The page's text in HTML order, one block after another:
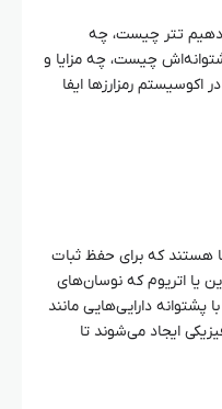
تتر چیست، چه
چیست، چه مزایا و
اکوسیستم رمزارزها ایفا
هستند که برای حفظ ثبات
یا اتریوم که نوسان‌های
پشتوانه دارایی‌هایی مانند
ایجاد می‌شوند تا